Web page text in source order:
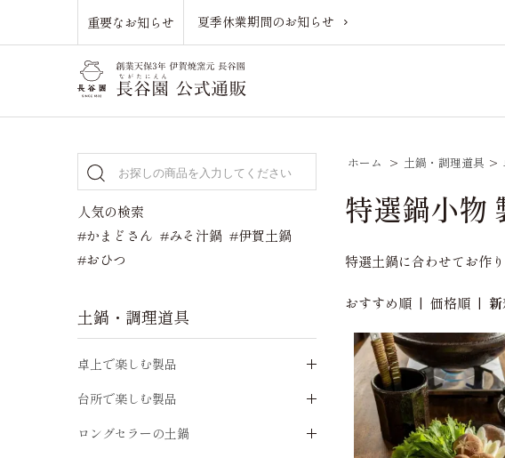
重要なお知らせ 夏季休業期間のお知らせ
ホーム > 土鍋・調理道具 >
特選鍋小物
特選土鍋に合わせてお作
おすすめ順 |価格順 |
人気の検索
#かまどさん #みそ汁鍋 #伊賀土鍋
#おひつ
土鍋・調理道具
卓上で楽しむ製品
台所で楽しむ製品
ロングセラーの土鍋